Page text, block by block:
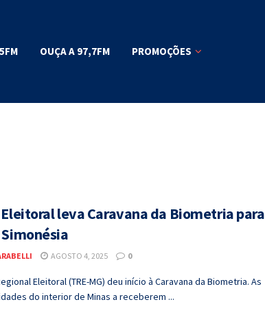
OUÇA A 97,7FM PROMOÇÕES
leva Caravana da Biometria para
AGOSTO 4, 2025 0
Eleitoral (TRE-MG) deu início à Caravana da Biometria. As
do interior de Minas a receberem ...